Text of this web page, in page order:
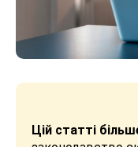
Цій статті